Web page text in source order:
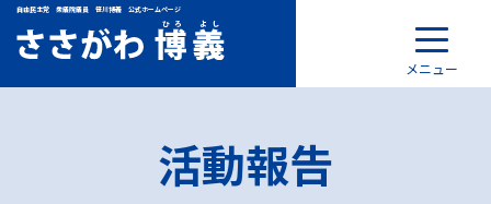
自由民主党 衆議院議員 笹川博義 公式ホームページ
メニュー
活動報告